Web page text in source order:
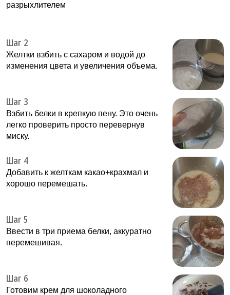
разрыхлителем
Шаг 2
Желтки взбить с сахаром и водой до
изменения цвета и увеличения объема.
Шаг 3
Взбить белки в крепкую пену. Это очень
легко проверить просто перевернув
миску.
Шаг 4
Добавить к желткам какао+крахмал и
хорошо перемешать.
Шаг 5
Ввести в три приема белки, аккуратно
перемешивая.
Шаг 6
Готовим крем для шоколадного